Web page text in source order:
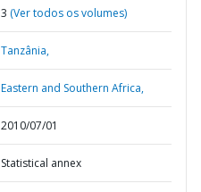
3 (Ver todos os volumes)
Tanzânia,
Eastern and Southern Africa,
2010/07/01
Statistical annex